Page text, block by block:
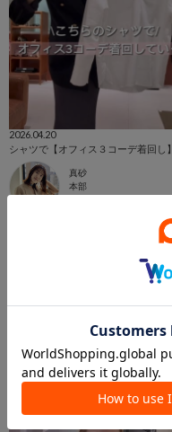
2026.04.20
真砂
本部
この商品を紹